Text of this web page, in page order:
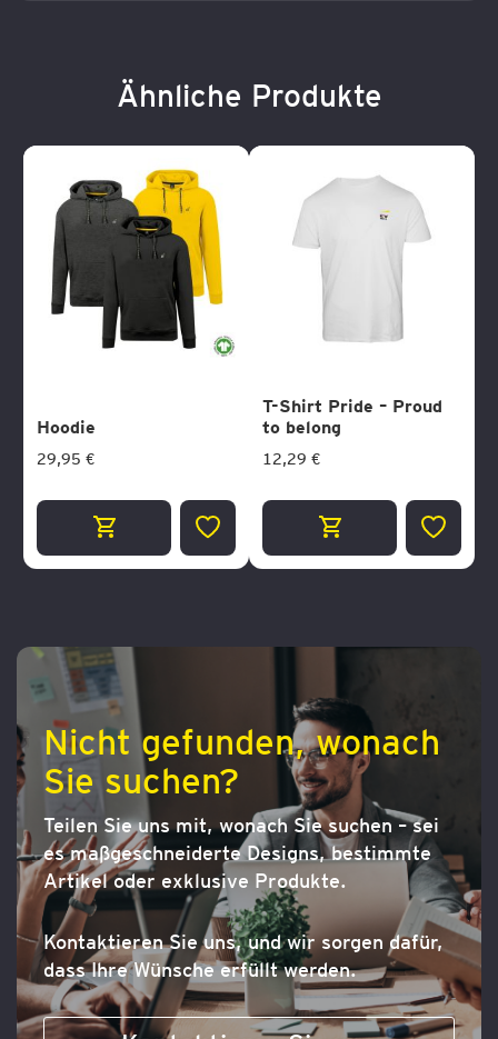
Ähnliche Produkte
Hoodie
29,95 €
ZUR
T-Shirt Pride – Proud
to belong
12,29 €
ZUR
Nicht gefunden, wonach
Sie suchen?
Teilen Sie uns mit, wonach Sie suchen – sei
es maßgeschneiderte Designs, bestimmte
Artikel oder exklusive Produkte.
Kontaktieren Sie uns, und wir sorgen dafür,
dass Ihre Wünsche erfüllt werden.